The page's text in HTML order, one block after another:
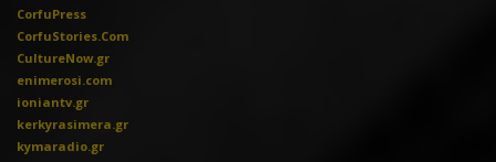
CorfuPress
CorfuStories.Com
CultureNow.gr
enimerosi.com
ioniantv.gr
kerkyrasimera.gr
kymaradio.gr